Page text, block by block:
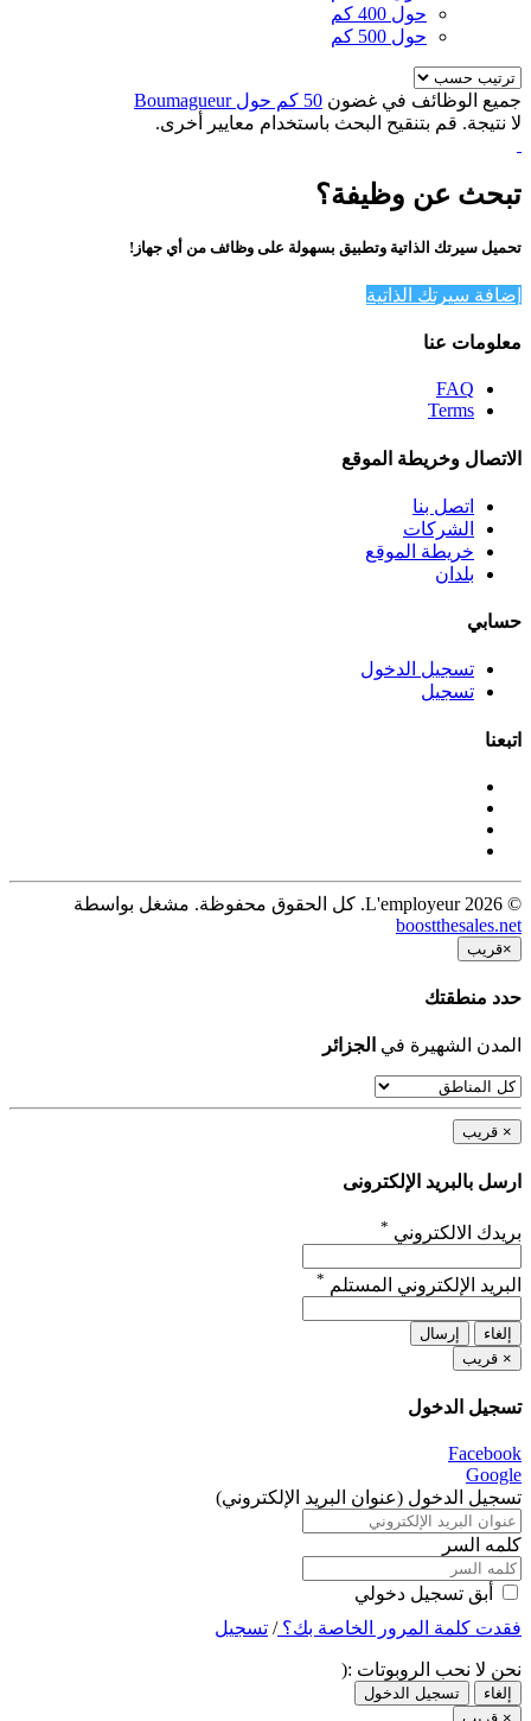
حول 400 كم
حول 500 كم
جميع الوظائف في غضون 50 كم حول Boumagueur
لا نتيجة. قم بتنقيح البحث باستخدام معايير أخرى.
تبحث عن وظيفة؟
تحميل سيرتك الذاتية وتطبيق بسهولة على وظائف من أي جهاز!
إضافة سيرتك الذاتية
معلومات عنا
FAQ
Terms
الاتصال وخريطة الموقع
اتصل بنا
الشركات
خريطة الموقع
بلدان
حسابي
تسجيل الدخول
تسجيل
اتبعنا
© 2026 L'employeur. كل الحقوق محفوظة. مشغل بواسطة
boostthesales.net
×قريب
حدد منطقتك
المدن الشهيرة في الجزائر
× قريب
ارسل بالبريد الإلكترونى
بريدك الالكتروني *
البريد الإلكتروني المستلم *
إلغاء
إرسال
× قريب
تسجيل الدخول
Facebook
Google
تسجيل الدخول (عنوان البريد الإلكتروني)
كلمه السر
أبق تسجيل دخولي
فقدت كلمة المرور الخاصة بك؟/ تسجيل
نحن لا نحب الروبوتات :(
إلغاء
تسجيل الدخول